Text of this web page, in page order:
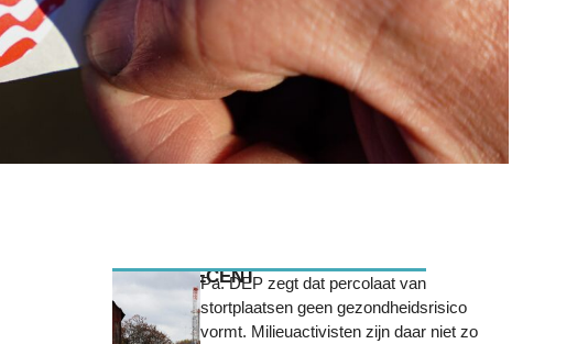
MEEST RECENTPa. DEP zegt dat percolaat van
stortplaatsen geen gezondheidsrisico
vormt. Milieuactivisten zijn daar niet zo